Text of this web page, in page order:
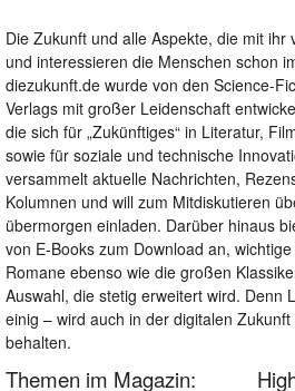
Die Zukunft und alle Aspekte, die mit ihr
und interessieren die Menschen schon
diezukunft.de wurde von den Science-
Verlags mit großer Leidenschaft
die sich für „Zukünftiges“ in Literatur,
sowie für soziale und technische
versammelt aktuelle Nachrichten,
Kolumnen und will zum Mitdiskutieren
übermorgen einladen. Darüber hinaus
von E-Books zum Download an,
Romane ebenso wie die großen
Auswahl, die stetig erweitert wird. Denn
einig – wird auch in der digitalen
behalten.
Themen im Magazin: